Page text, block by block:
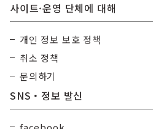
사이트·운영 단체에 대해
개인 정보 보호 정책
취소 정책
문의하기
SNS・정보 발신